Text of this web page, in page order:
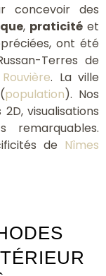
concevoir des
, praticité et
ont été
Terres de
. La ville
population). Nos
visualisations
de Nîmes